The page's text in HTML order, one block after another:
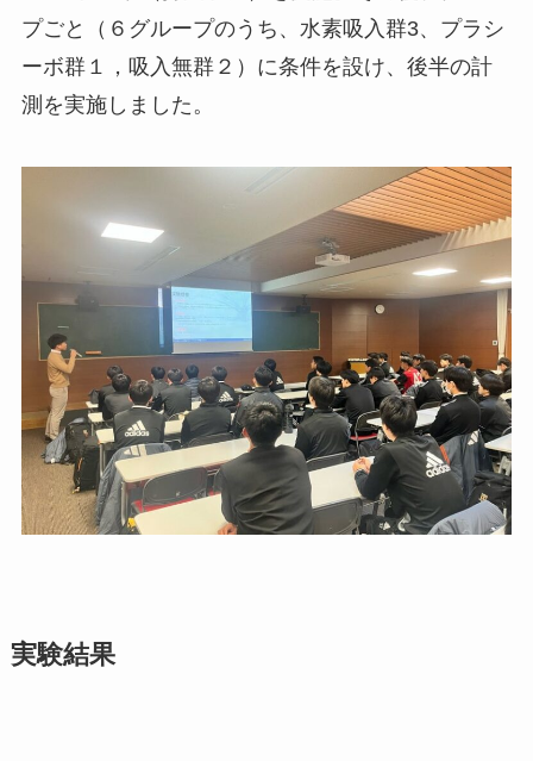
プごと（６グループのうち、水素吸入群3、プラシ
ーボ群１，吸入無群２）に条件を設け、後半の計
測を実施しました。
実験結果